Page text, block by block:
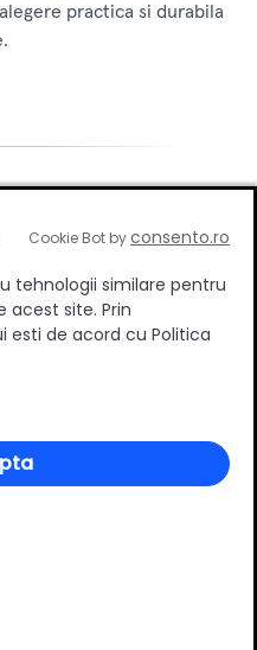
practica si durabila
Cookie Bot byconsento.ro
tehnologii similare pentru
site. Prin
acord cu Politica